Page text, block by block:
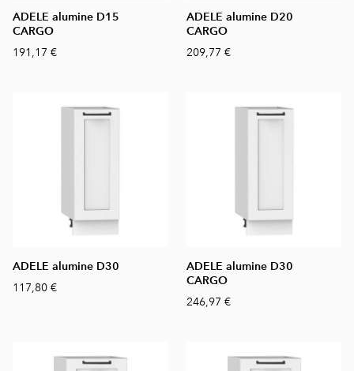
ADELE alumine D15
CARGO
191,17 €
ADELE alumine D20
CARGO
209,77 €
ADELE alumine D30
117,80 €
ADELE alumine D30
CARGO
246,97 €